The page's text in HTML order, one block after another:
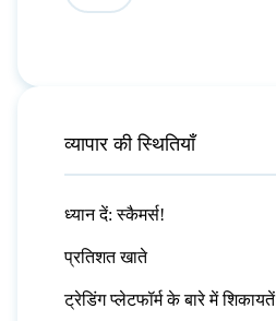
व्यापार की स्थितियाँ
ध्यान दें: स्कैमर्स!
प्रतिशत खाते
ट्रेडिंग प्लेटफॉर्म के बारे में शिकायतें